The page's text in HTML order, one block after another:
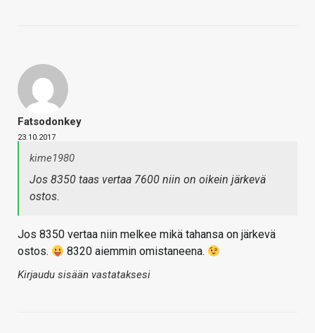
Fatsodonkey
23.10.2017
kime1980
Jos 8350 taas vertaa 7600 niin on oikein järkevä
ostos.
Jos 8350 vertaa niin melkee mikä tahansa on järkevä
ostos.
8320 aiemmin omistaneena.
Kirjaudu sisään vastataksesi